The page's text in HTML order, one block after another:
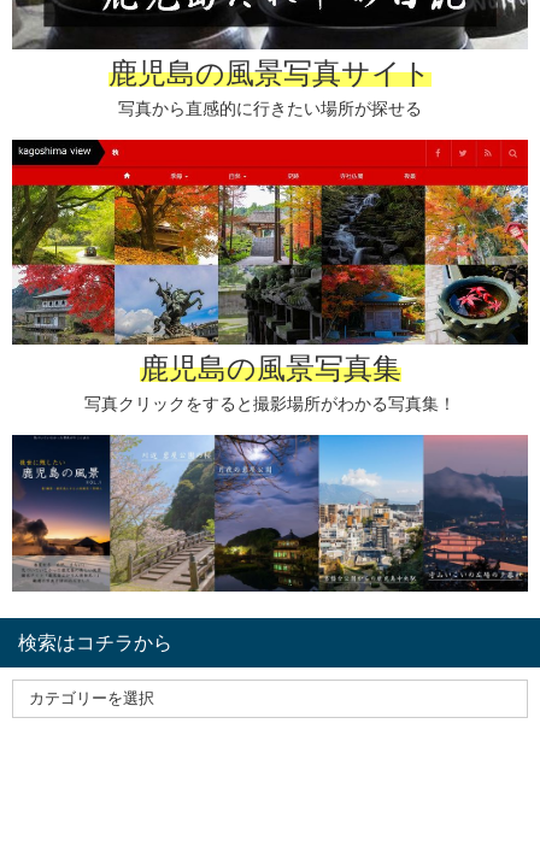
鹿児島の風景写真サイト
写真から直感的に行きたい場所が探せる
鹿児島の風景写真集
写真クリックをすると撮影場所がわかる写真集！
検索はコチラから